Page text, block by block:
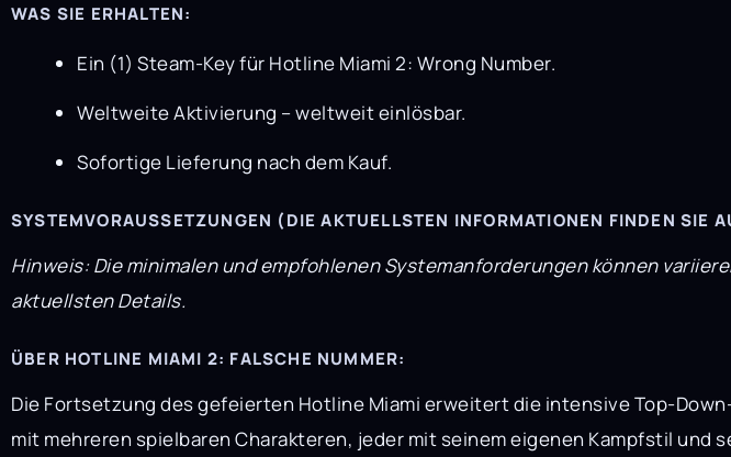
WAS SIE ERHALTEN:
Ein (1) Steam-Key für Hotline Miami 2: Wrong Number.
Weltweite Aktivierung – weltweit einlösbar.
Sofortige Lieferung nach dem Kauf.
SYSTEMVORAUSSETZUNGEN (DIE AKTUELLSTEN INFORMATIONEN FINDEN SIE
Hinweis: Die minimalen und empfohlenen Systemanforderungen können
aktuellsten Details.
ÜBER HOTLINE MIAMI 2: FALSCHE NUMMER:
Die Fortsetzung des gefeierten Hotline Miami erweitert die intensive Top-
mit mehreren spielbaren Charakteren, jeder mit seinem eigenen Kampfstil